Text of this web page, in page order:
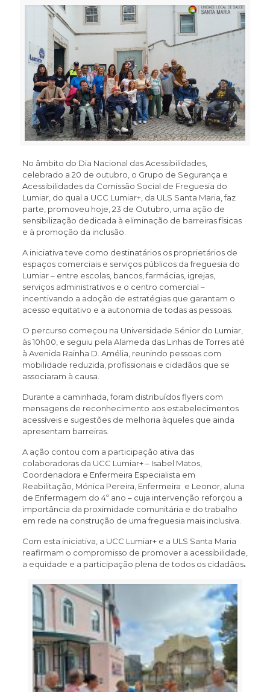
No âmbito do Dia Nacional das Acessibilidades,
celebrado a 20 de outubro, o Grupo de Segurança e
Acessibilidades da Comissão Social de Freguesia do
Lumiar, do qual a UCC Lumiar+, da ULS Santa Maria, faz
parte, promoveu hoje, 23 de Outubro, uma ação de
sensibilização dedicada à eliminação de barreiras físicas
e à promoção da inclusão.
A iniciativa teve como destinatários os proprietários de
espaços comerciais e serviços públicos da freguesia do
Lumiar – entre escolas, bancos, farmácias, igrejas,
serviços administrativos e o centro comercial –
incentivando a adoção de estratégias que garantam o
acesso equitativo e a autonomia de todas as pessoas.
O percurso começou na Universidade Sénior do Lumiar,
às 10h00, e seguiu pela Alameda das Linhas de Torres até
à Avenida Rainha D. Amélia, reunindo pessoas com
mobilidade reduzida, profissionais e cidadãos que se
associaram à causa.
Durante a caminhada, foram distribuídos flyers com
mensagens de reconhecimento aos estabelecimentos
acessíveis e sugestões de melhoria àqueles que ainda
apresentam barreiras.
A ação contou com a participação ativa das
colaboradoras da UCC Lumiar+ – Isabel Matos,
Coordenadora e Enfermeira Especialista em
Reabilitação, Mónica Pereira, Enfermeira e Leonor, aluna
de Enfermagem do 4º ano – cuja intervenção reforçou a
importância da proximidade comunitária e do trabalho
em rede na construção de uma freguesia mais inclusiva.
Com esta iniciativa, a UCC Lumiar+ e a ULS Santa Maria
reafirmam o compromisso de promover a acessibilidade,
a equidade e a participação plena de todos os cidadãos.